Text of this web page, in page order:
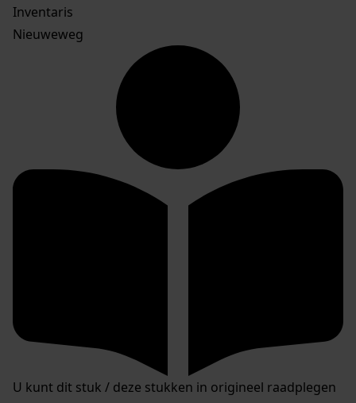
Inventaris
Nieuweweg
U kunt dit stuk / deze stukken in origineel raadplegen